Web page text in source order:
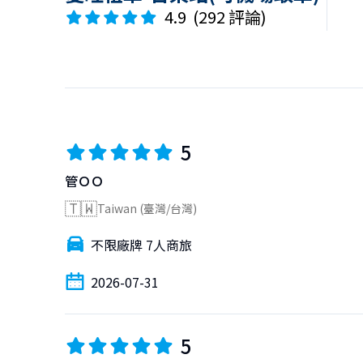
4.9 (292 評論)
5
管ＯＯ
🇹🇼Taiwan (臺灣/台灣)
不限廠牌 7人商旅
2026-07-31
5